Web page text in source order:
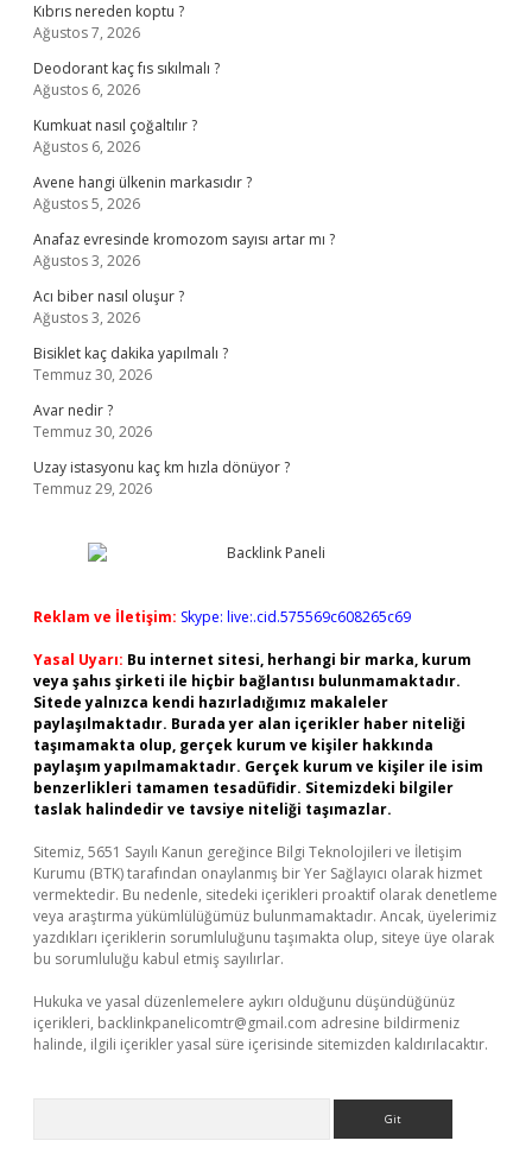
Kıbrıs nereden koptu ?
Ağustos 7, 2026
Deodorant kaç fıs sıkılmalı ?
Ağustos 6, 2026
Kumkuat nasıl çoğaltılır ?
Ağustos 6, 2026
Avene hangi ülkenin markasıdır ?
Ağustos 5, 2026
Anafaz evresinde kromozom sayısı artar mı ?
Ağustos 3, 2026
Acı biber nasıl oluşur ?
Ağustos 3, 2026
Bisiklet kaç dakika yapılmalı ?
Temmuz 30, 2026
Avar nedir ?
Temmuz 30, 2026
Uzay istasyonu kaç km hızla dönüyor ?
Temmuz 29, 2026
Reklam ve İletişim: Skype: live:.cid.575569c608265c69
Yasal Uyarı: Bu internet sitesi, herhangi bir marka, kurum
veya şahıs şirketi ile hiçbir bağlantısı bulunmamaktadır.
Sitede yalnızca kendi hazırladığımız makaleler
paylaşılmaktadır. Burada yer alan içerikler haber niteliği
taşımamakta olup, gerçek kurum ve kişiler hakkında
paylaşım yapılmamaktadır. Gerçek kurum ve kişiler ile isim
benzerlikleri tamamen tesadüfidir. Sitemizdeki bilgiler
taslak halindedir ve tavsiye niteliği taşımazlar.
Sitemiz, 5651 Sayılı Kanun gereğince Bilgi Teknolojileri ve İletişim
Kurumu (BTK) tarafından onaylanmış bir Yer Sağlayıcı olarak hizmet
vermektedir. Bu nedenle, sitedeki içerikleri proaktif olarak denetleme
veya araştırma yükümlülüğümüz bulunmamaktadır. Ancak, üyelerimiz
yazdıkları içeriklerin sorumluluğunu taşımakta olup, siteye üye olarak
bu sorumluluğu kabul etmiş sayılırlar.
Hukuka ve yasal düzenlemelere aykırı olduğunu düşündüğünüz
içerikleri, backlinkpanelicomtr@gmail.com adresine bildirmeniz
halinde, ilgili içerikler yasal süre içerisinde sitemizden kaldırılacaktır.